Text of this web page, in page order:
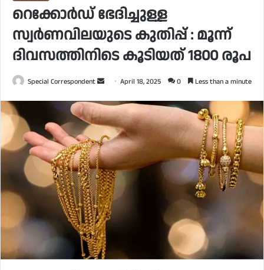
റെക്കോര്‍ഡ് ഭേദിച്ചുള്ള
സ്വര്‍ണവിലയുടെ കുതിപ്പ് : മൂന്ന്
ദിവസത്തിനിടെ കൂടിയത് 1800 രൂപ
Special Correspondent
Send
email
April 18, 2025 0 Less than a minute